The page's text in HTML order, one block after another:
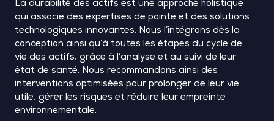
La durabilité des actifs est une approche holistique
qui associe des expertises de pointe et des solutions
technologiques innovantes. Nous l’intégrons dès la
conception ainsi qu’à toutes les étapes du cycle de
vie des actifs, grâce à l’analyse et au suivi de leur
état de santé. Nous recommandons ainsi des
interventions optimisées pour prolonger de leur vie
utile, gérer les risques et réduire leur empreinte
environnementale.